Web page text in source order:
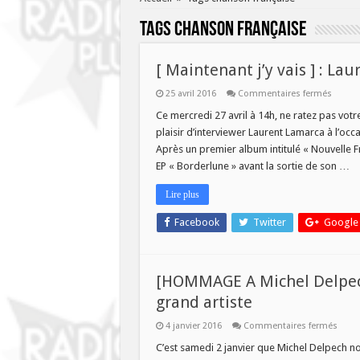
Tagschanson française
[ Maintenant j’y vais ] :
25 avril 2016 Commentaires ferméssur
vais
]
:
Ce mercredi 27 avril à 14h, ne ratez pas
plaisir d’interviewer Laurent Lamarca à
Après un premier album intitulé « Nouvelle
EP « Borderlune » avant la sortie de son …
Lire plus
Facebook Twitter Google
[HOMMAGE A Michel
grand artiste
4 janvier 2016 Commentaires ferméssur
A
C’est samedi 2 janvier que Michel Delpech